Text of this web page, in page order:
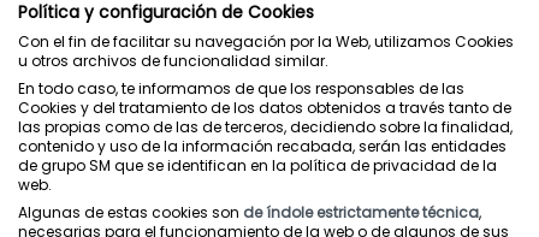
ARTÍCULOS RELACIONADOS
Política y configuración de Cookies
Con el fin de facilitar su navegación por la Web, utilizamos Cookies
u otros archivos de funcionalidad similar.
En todo caso, te informamos de que los responsables de las
Cookies y del tratamiento de los datos obtenidos a través tanto de
las propias como de las de terceros, decidiendo sobre la finalidad,
contenido y uso de la información recabada, serán las entidades
de grupo SM que se identifican en la política de privacidad de la
web.
Algunas de estas cookies son de índole estrictamente técnica,
necesarias para el funcionamiento de la web o de algunos de sus